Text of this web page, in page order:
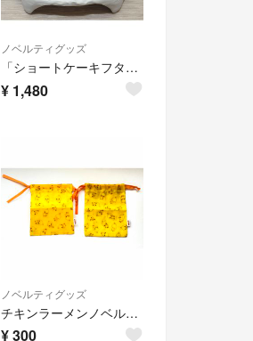
ノベルティグッズ
「ショートケーキフタどめフィギュア」 日清食品 限定品・非売品
¥ 1,480
ノベルティグッズ
チキンラーメンノベルティ巾着 2枚
¥300